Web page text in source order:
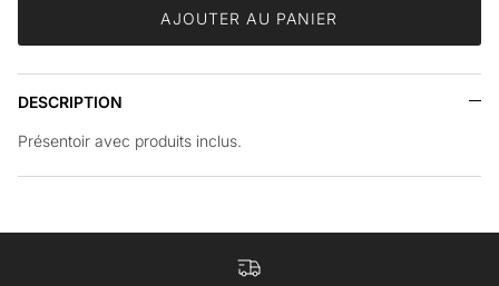
AJOUTER AU PANIER
DESCRIPTION
Présentoir avec produits inclus.